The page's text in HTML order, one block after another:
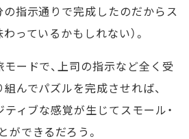
の指示通りで完成したのだからス
っているかもしれない）。
ードで、上司の指示など全く受
んでパズルを完成させれば、
ティブな感覚が生じてスモール・
ができるだろう。